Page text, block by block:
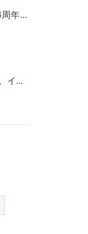
Bravery-hairは、4周年を迎えました！
頭皮にオススメな、イイスタンダードのスカルプ系シャンプー＆トリートメントです！